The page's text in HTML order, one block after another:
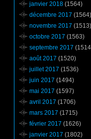
janvier 2018 (1564)
décembre 2017 (1564)
novembre 2017 (1513)
octobre 2017 (1563)
septembre 2017
août 2017 (1520)
juillet 2017 (1536)
juin 2017 (1494)
mai 2017 (1597)
avril 2017 (1706)
mars 2017 (1715)
février 2017 (1626)
janvier 2017 (1802)